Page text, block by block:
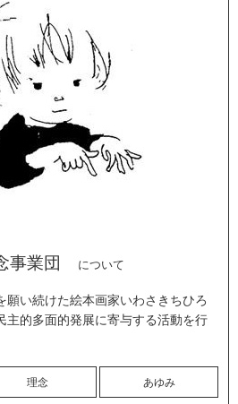
事業団 について
願い続けた絵本画家いわさきちひろ
主的多面的発展に寄与する活動を行
理念 あゆみ